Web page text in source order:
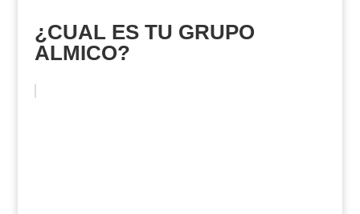
¿CUAL ES TU GRUPO
ALMICO?